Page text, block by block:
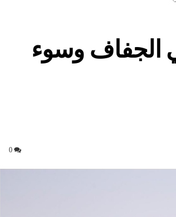
الجفاف وسوء
0